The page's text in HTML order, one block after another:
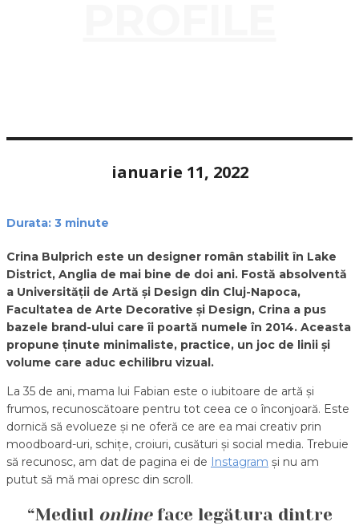
ianuarie 11, 2022
Durata: 3 minute
Crina Bulprich este un designer român stabilit în Lake
District, Anglia de mai bine de doi ani. Fostă absolventă
a Universității de Artă și Design din Cluj-Napoca,
Facultatea de Arte Decorative și Design, Crina a pus
bazele brand-ului care îi poartă numele în 2014. Aceasta
propune ținute minimaliste, practice, un joc de linii și
volume care aduc echilibru vizual.
La 35 de ani, mama lui Fabian este o iubitoare de artă și
frumos, recunoscătoare pentru tot ceea ce o înconjoară. Este
dornică să evolueze și ne oferă ce are ea mai creativ prin
moodboard-uri, schițe, croiuri, cusături și social media. Trebuie
să recunosc, am dat de pagina ei de Instagram și nu am
putut să mă mai opresc din scroll.
“Mediul online face legătura dintre